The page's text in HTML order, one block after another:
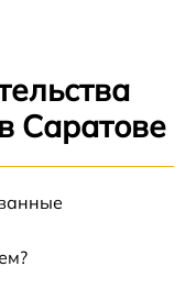
Саратове